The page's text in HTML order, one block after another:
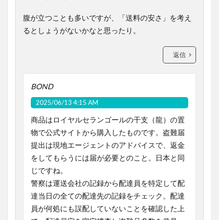
腹が立つことも多いですが、「送料の安さ」を考え
るとしょうがないかなと思ったり。
返信
BOND
2025/06/13 4:15 AM
商品はロイヤルセランゴールの干支（龍）の置
物で公式サイトから購入したものです。盗難届
提出は現地エージェントのアドバイスで、返金
をしてもらうには届が必要とのこと。日本と同
じですね。
警察は運送会社の記録から配達員を特定して配
達当日の全ての配達先の記録をチェック。配達
員が何処にも誤配していないことを確認した上